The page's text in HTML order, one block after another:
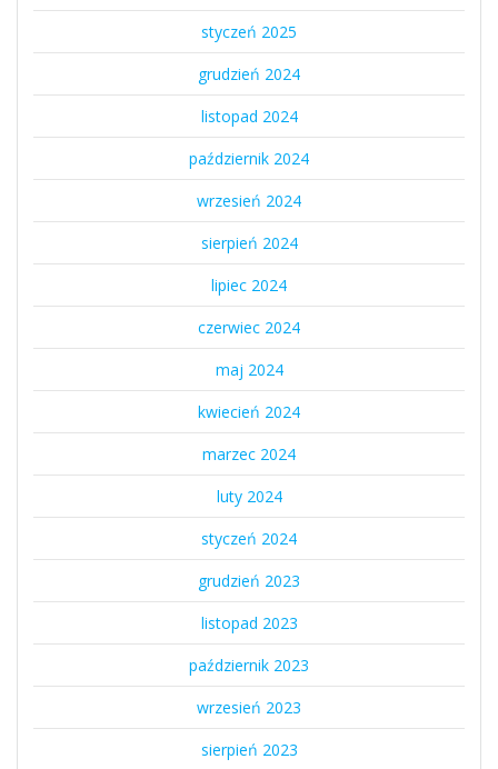
styczeń 2025
grudzień 2024
listopad 2024
październik 2024
wrzesień 2024
sierpień 2024
lipiec 2024
czerwiec 2024
maj 2024
kwiecień 2024
marzec 2024
luty 2024
styczeń 2024
grudzień 2023
listopad 2023
październik 2023
wrzesień 2023
sierpień 2023